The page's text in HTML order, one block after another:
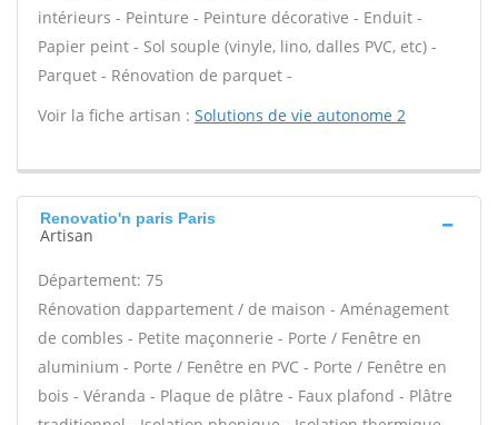
intérieurs - Peinture - Peinture décorative - Enduit -
Papier peint - Sol souple (vinyle, lino, dalles PVC, etc) -
Parquet - Rénovation de parquet -
Voir la fiche artisan : Solutions de vie autonome 2
Renovatio'n paris Paris
Artisan
Département: 75
Rénovation dappartement / de maison - Aménagement
de combles - Petite maçonnerie - Porte / Fenêtre en
aluminium - Porte / Fenêtre en PVC - Porte / Fenêtre en
bois - Véranda - Plaque de plâtre - Faux plafond - Plâtre